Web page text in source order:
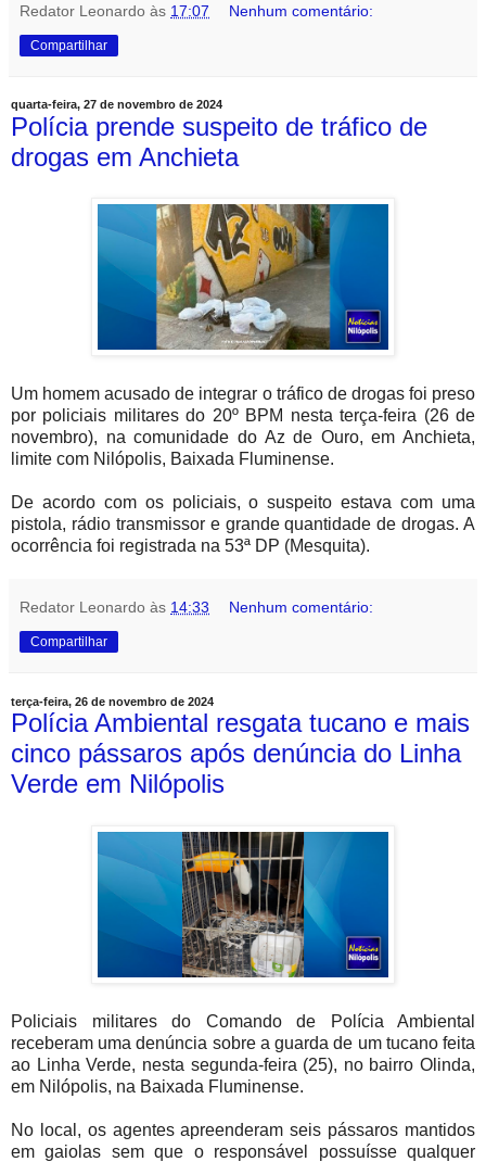
Redator Leonardo às 17:07 Nenhum comentário:
Compartilhar
quarta-feira, 27 de novembro de 2024
Polícia prende suspeito de tráfico de
drogas em Anchieta
Um homem acusado de integrar o tráfico de drogas foi preso
por policiais militares do 20º BPM nesta terça-feira (26 de
novembro), na comunidade do Az de Ouro, em Anchieta,
limite com Nilópolis, Baixada Fluminense.
De acordo com os policiais, o suspeito estava com uma
pistola, rádio transmissor e grande quantidade de drogas. A
ocorrência foi registrada na 53ª DP (Mesquita).
Redator Leonardo às 14:33 Nenhum comentário:
Compartilhar
terça-feira, 26 de novembro de 2024
Polícia Ambiental resgata tucano e mais
cinco pássaros após denúncia do Linha
Verde em Nilópolis
Policiais militares do Comando de Polícia Ambiental
receberam uma denúncia sobre a guarda de um tucano feita
ao Linha Verde, nesta segunda-feira (25), no bairro Olinda,
em Nilópolis, na Baixada Fluminense.
No local, os agentes apreenderam seis pássaros mantidos
em gaiolas sem que o responsável possuísse qualquer